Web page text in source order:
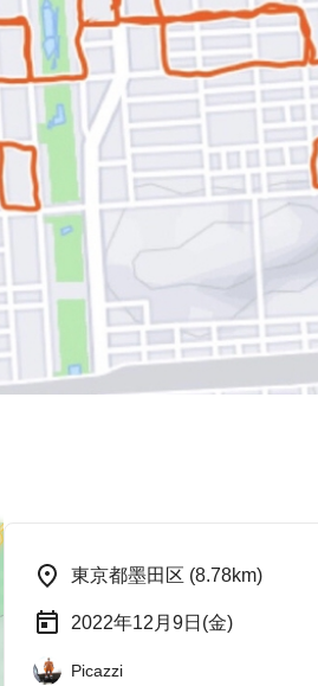
東京都墨田区 (8.78km)
2022年12月9日(金)
Picazzi